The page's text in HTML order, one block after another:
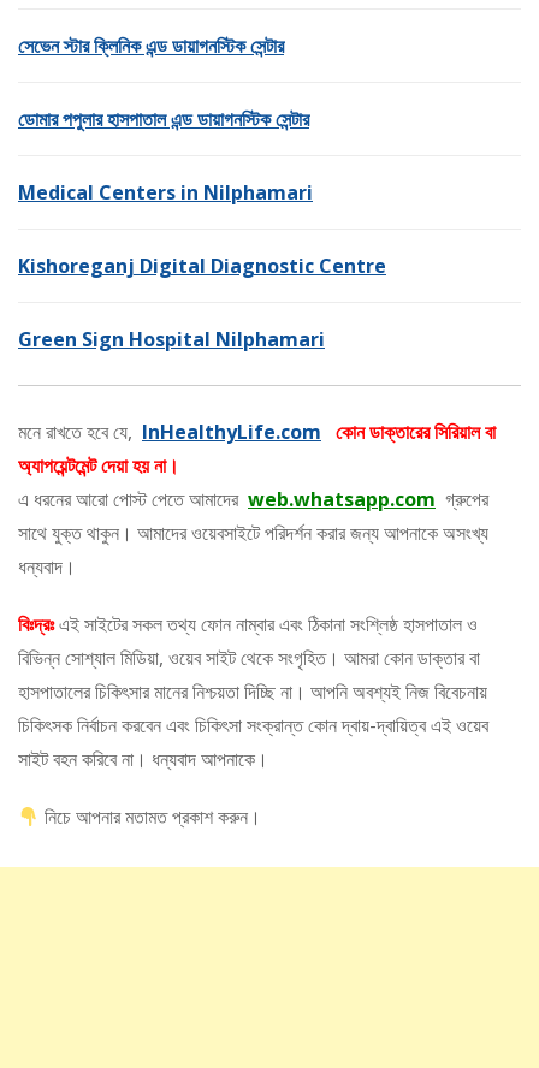
সেভেন স্টার ক্লিনিক এন্ড ডায়াগনস্টিক সেন্টার
ডোমার পপুলার হাসপাতাল এন্ড ডায়াগনস্টিক সেন্টার
Medical Centers in Nilphamari
Kishoreganj Digital Diagnostic Centre
Green Sign Hospital Nilphamari
মনে রাখতে হবে যে, InHealthyLife.com কোন ডাক্তারের সিরিয়াল বা
অ্যাপয়েন্টমেন্ট দেয়া হয় না।
এ ধরনের আরো পোস্ট পেতে আমাদের web.whatsapp.com গ্রুপের
সাথে যুক্ত থাকুন। আমাদের ওয়েবসাইটে পরিদর্শন করার জন্য আপনাকে অসংখ্য
ধন্যবাদ।
বিঃদ্রঃএই সাইটের সকল তথ্য ফোন নাম্বার এবং ঠিকানা সংশ্লিষ্ঠ হাসপাতাল ও
বিভিন্ন সোশ্যাল মিডিয়া, ওয়েব সাইট থেকে সংগৃহিত। আমরা কোন ডাক্তার বা
হাসপাতালের চিকিৎসার মানের নিশ্চয়তা দিচ্ছি না। আপনি অবশ্যই নিজ বিবেচনায়
চিকিৎসক নির্বাচন করবেন এবং চিকিৎসা সংক্রান্ত কোন দ্বায়-দ্বায়িত্ব এই ওয়েব
সাইট বহন করিবে না। ধন্যবাদ আপনাকে।
নিচে আপনার মতামত প্রকাশ করুন।